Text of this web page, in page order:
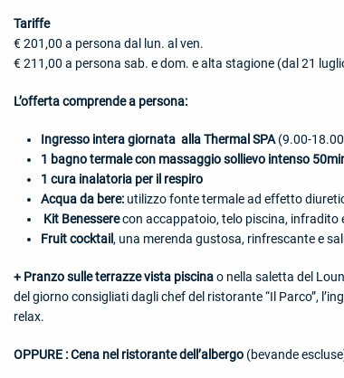
Tariffe
€ 201,00 a persona dal lun. al ven.
€ 211,00 a persona sab. e dom. e alta stagione (dal 21
L’offerta comprende a persona:
Ingresso intera giornata alla Thermal SPA (9.00-
1 bagno termale con massaggio sollievo intenso
1 cura inalatoria per il respiro
Acqua da bere: utilizzo fonte termale ad effetto
Kit Benesserecon accappatoio, telo piscina, infradito
Fruit cocktail, una merenda gustosa, rinfrescante e
+ Pranzo sulle terrazze vista piscinao nella saletta del
del giorno consigliati dagli chef del ristorante “Il Parco”,
relax.
OPPURE : Cena nel ristorante dell’albergo (bevande